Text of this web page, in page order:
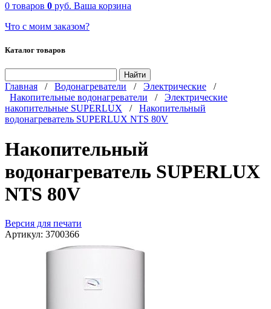
0 товаров 0 руб. Ваша корзина
Что с моим заказом?
Каталог товаров
Главная / Водонагреватели / Электрические /
Накопительные водонагреватели / Электрические
накопительные SUPERLUX / Накопительный
водонагреватель SUPERLUX NTS 80V
Накопительный
водонагреватель SUPERLUX
NTS 80V
Версия для печати
Артикул: 3700366